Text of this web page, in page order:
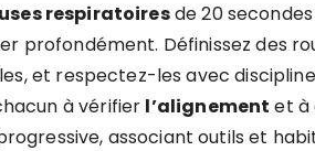
respiratoiresde 20
profondément. Définissez des
et respectez-les avec
à vérifier l’alignement et à
associant outils et